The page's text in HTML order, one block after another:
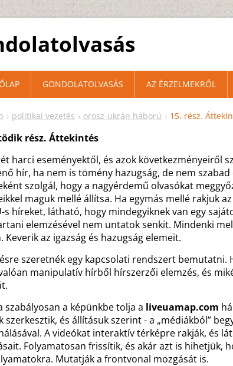
politikai vezetés orosz-ukrán háború 15. rész.
rész. Áttekintés
harci eseményektől, és azok következményeiről
hír, ha nem is tömény hazugság, de nem
szolgál, hogy a nagyérdemű olvasókat
maguk mellé állítsa. Ha egymás mellé rakjuk
s híreket, látható, hogy mindegyiknek van egy
elemzésével nem untatok senkit. Mindenki
Keverik az igazság és hazugság elemeit.
szeretnék egy kapcsolati rendszert bemutatni.
manipulatív hírből hírszerzői elemzés, és
szabályosan a képünkbe tolja a liveuamap.com
szerkesztik, és állításuk szerint - a „médiákból”
A videókat interaktív térképre rakják, és
Folyamatosan frissítik, és akár azt is hihetjük,
Mutatják a frontvonal mozgását is.
GONDOLATOLVASÁS AZ ÉRZELMEKRŐL